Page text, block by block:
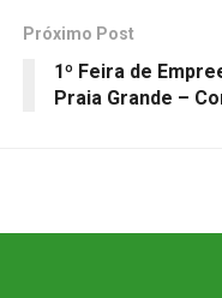
Próximo Post
1º Feira de
Praia Grande –